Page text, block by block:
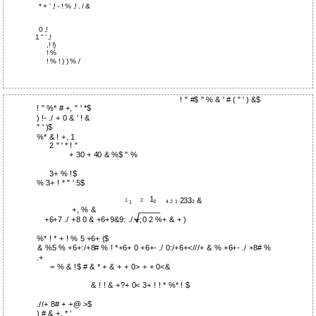
* + ' ,! - ! % ,! . / &
0 ,!
1 " ' ,!
,! !)
! %
! % ! ) ) % /
! " #$ " % & ' # ( " ' ) &$
! " %* # +, " ' *$
) !- ./ + 0 & ' ! &
" ' )$
%* & ! +, 1
2 " ' * ! "
+ 30 + 40 & %$ " %
3+ % !$
% 3+ ! * " ' 5$
11 13 421 2332 &
2
+, % &
+6+7 ./ +8 0 & +6+9&9: ./ +;0 2 %+ & + )
%* ! * + ! % 5 +6+ ($
& %5 % +6+:/+8# % ! *+6+ 0 +6+- ./ 0:/+6+<///+ & % +6+- ./ +8# %
.+
= % & !$ # & * + & + + 0> + + 0<&
& ! ! & +?+ 0< 3+ ! ! * %* ! $
.//+ 8# + +@ >$
) # & +, * '